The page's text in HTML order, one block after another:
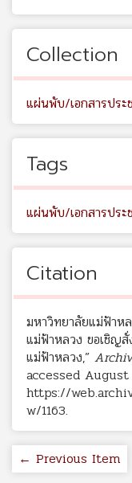
Collection
แผ่นพับ/เอกสารประ
Tags
แผ่นพับ/เอกสารประ
Citation
มหาวิทยาลัยแม่ฟ้าห
แม่ฟ้าหลวง ขอเชิญ
แม่ฟ้าหลวง,”
accessed August
https://
w/1163.
← Previous Item